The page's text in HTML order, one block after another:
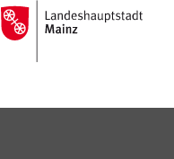
Inhalt anspringen
Zur
Startseite